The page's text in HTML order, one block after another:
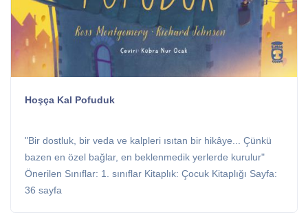
Hoşça Kal Pofuduk
"Bir dostluk, bir veda ve kalpleri ısıtan bir hikâye... Çünkü
bazen en özel bağlar, en beklenmedik yerlerde kurulur"
Önerilen Sınıflar: 1. sınıflar Kitaplık: Çocuk Kitaplığı Sayfa:
36 sayfa